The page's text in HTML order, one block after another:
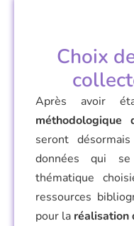
Choix
Après avoir
méthodologique
seront
données qui
thématique
ressources
pour la réalisation